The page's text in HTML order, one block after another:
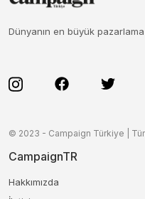
Dünyanın en büyük
© 2023 - Campaign Türkiye | Tüm
CampaignTR
Hakkımızda